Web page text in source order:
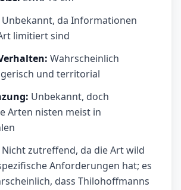
Unbekannt, da Informationen
limitiert sind
Wahrscheinlich
und territorial
Unbekannt, doch
Arten nisten meist in
Nicht zutreffend, da die Art wild
Anforderungen hat; es
dass Thilohoffmanns